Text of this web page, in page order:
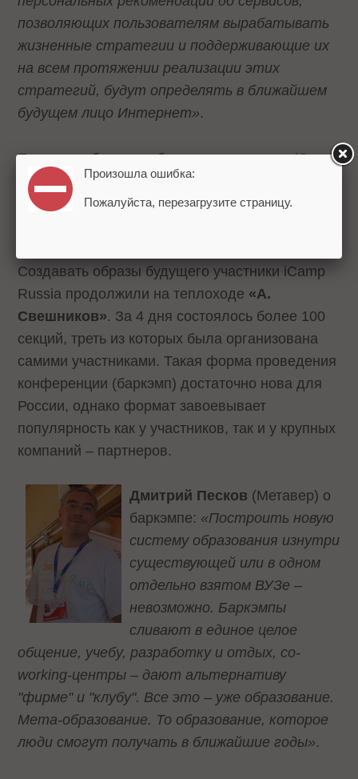
позволяющих пользователям вырабатывать
жизненные стратегии и поддерживающие их
на всем протяжении реализации этих
стратегий, будут определять в ближайшем
будущем лицо Интернет».
Помимо работы над будущим, участники iCamp
Russia представляли инвесторам стартапы и
участвовали в мастер-классах отGoogle
Создавать образы будущего участники iCamp
Russia продолжили на теплоходе «А.
Свешников». За 4 дня состоялось более 100
секций, треть из которых была организована
самими участниками. Такая форма проведения
конференции (баркэмп) достаточно нова для
России, однако формат завоевывает
популярность как у участников, так и у крупных
компаний – партнеров.
Дмитрий Песков (Метавер) о
баркэмпе: «Построить новую
систему образования изнутри
существующей или в одном
отдельно взятом ВУЗе –
невозможно. Баркэмпы
сливают в единое целое
общение, учебу, разработку и отдых, co-
working-центры – дают альтернативу
"фирме" и "клубу". Все это – уже образование.
Мета-образование. То образование, которое
люди смогут получать в ближайшие годы».
Произошла ошибка:
Пожалуйста, перезагрузите страницу.